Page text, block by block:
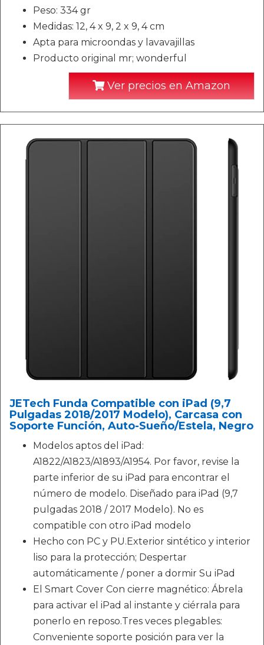
Peso: 334 gr
Medidas: 12, 4 x 9, 2 x 9, 4 cm
Apta para microondas y lavavajillas
Producto original mr; wonderful
Ver precios en Amazon
JETech Funda Compatible con iPad (9,7
Pulgadas 2018/2017 Modelo), Carcasa con
Soporte Función, Auto-Sueño/Estela, Negro
Modelos aptos del iPad:
A1822/A1823/A1893/A1954. Por favor, revise la
parte inferior de su iPad para encontrar el
número de modelo. Diseñado para iPad (9,7
pulgadas 2018 / 2017 Modelo). No es
compatible con otro iPad modelo
Hecho con PC y PU.Exterior sintético y interior
liso para la protección; Despertar
automáticamente / poner a dormir Su iPad
El Smart Cover Con cierre magnético: Ábrela
para activar el iPad al instante y ciérrala para
ponerlo en reposo.Tres veces plegables:
Conveniente soporte posición para ver la